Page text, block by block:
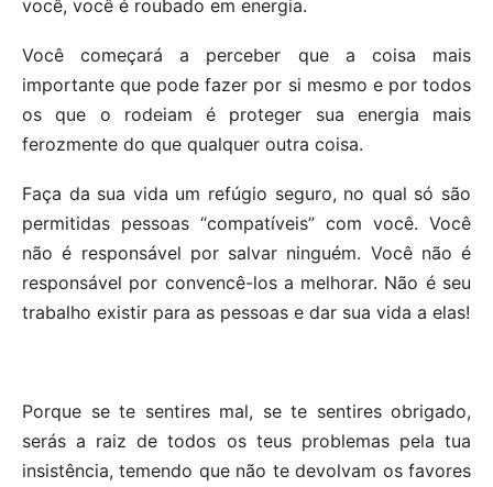
você, você é roubado em energia.
Você começará a perceber que a coisa mais
importante que pode fazer por si mesmo e por todos
os que o rodeiam é proteger sua energia mais
ferozmente do que qualquer outra coisa.
Faça da sua vida um refúgio seguro, no qual só são
permitidas pessoas “compatíveis” com você. Você
não é responsável por salvar ninguém. Você não é
responsável por convencê-los a melhorar. Não é seu
trabalho existir para as pessoas e dar sua vida a elas!
Porque se te sentires mal, se te sentires obrigado,
serás a raiz de todos os teus problemas pela tua
insistência, temendo que não te devolvam os favores